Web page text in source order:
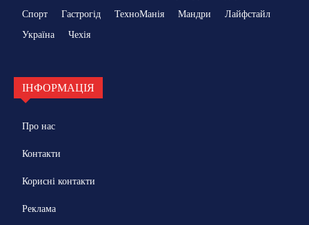
Спорт
Гастрогід ТехноМанія Мандри
Лайфстайл
Україна
Чехія
ІНФОРМАЦІЯ
Про нас
Контакти
Корисні контакти
Реклама